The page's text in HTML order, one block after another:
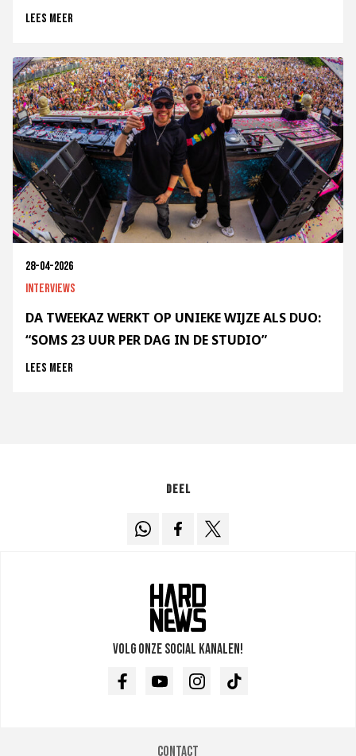
Lees meer
28-04-2026
Interviews
DA TWEEKAZ WERKT OP UNIEKE WIJZE ALS DUO:
“SOMS 23 UUR PER DAG IN DE STUDIO”
Lees meer
Deel
Volg onze social kanalen!
FacebookYoutubeInstagramTikTok
Contact